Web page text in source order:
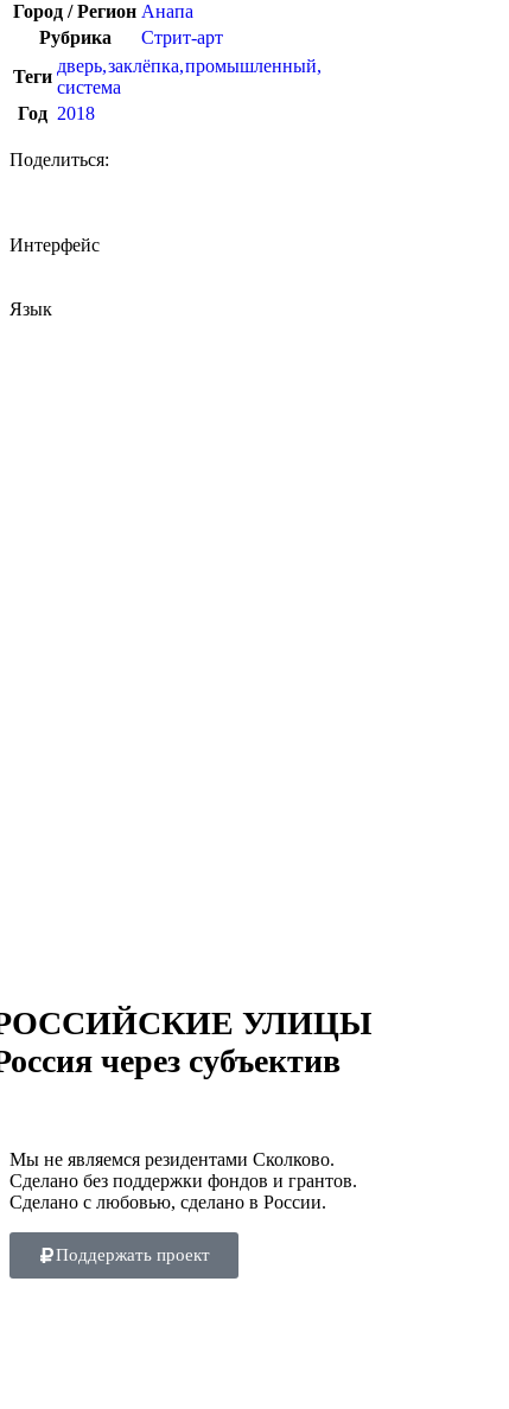
Город / Регион Анапа
Рубрика
Стрит-арт
Теги
дверь,заклёпка,промышленный,
система
Год 2018
Поделиться:
Интерфейс
Язык
УЛИЦЫ
через субъектив
Мы не являемся резидентами Сколково.
Сделано без поддержки фондов и грантов.
Сделано с любовью, сделано в России.
Поддержать проект